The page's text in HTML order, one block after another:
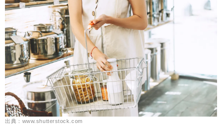
出典：www.shutterstock.com